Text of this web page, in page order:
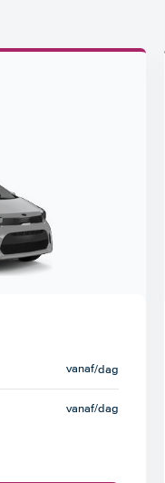
vanaf/dag
vanaf/dag